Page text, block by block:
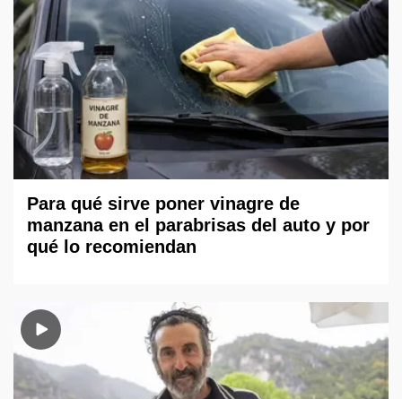
Para qué sirve poner vinagre de
manzana en el parabrisas del auto y por
qué lo recomiendan